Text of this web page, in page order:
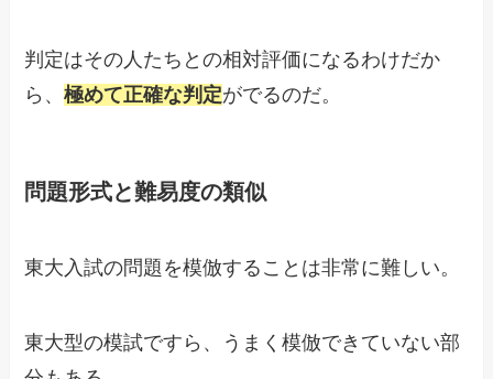
判定はその人たちとの相対評価になるわけだか
ら、極めて正確な判定がでるのだ。
問題形式と難易度の類似
東大入試の問題を模倣することは非常に難しい。
東大型の模試ですら、うまく模倣できていない部